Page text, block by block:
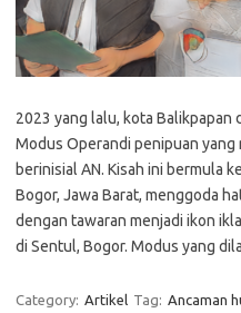
2023 yang lalu, kota Balikpapan
Modus Operandi penipuan
berinisial AN. Kisah ini bermula
Bogor, Jawa Barat, menggoda
dengan tawaran menjadi ikon
di Sentul, Bogor. Modus yang
Category: Artikel Tag: Ancaman